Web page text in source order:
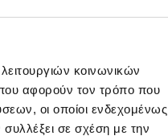
κοινωνικών
αφορούν τον τρόπο που
οι οποίοι ενδεχομένως
σε σχέση με την